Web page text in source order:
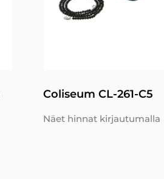
Coliseum CL-261-C5
Näet hinnat kirjautumalla